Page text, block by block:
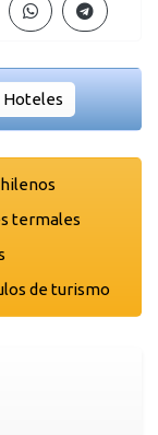
Hoteles
termales
de turismo